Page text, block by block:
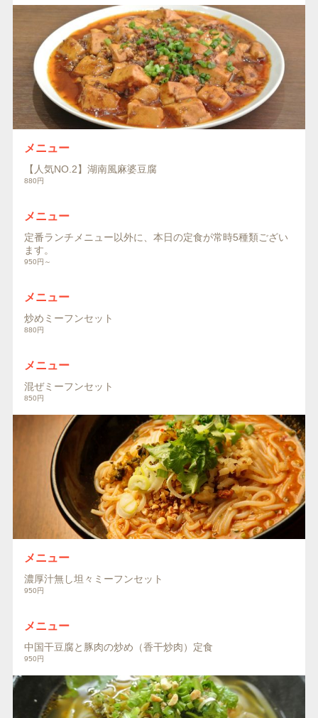
メニュー
【人気NO.2】湖南風麻婆豆腐
880円
メニュー
定番ランチメニュー以外に、本日の定食が常時5種類ござい
ます。
950円～
メニュー
炒めミーフンセット
880円
メニュー
混ぜミーフンセット
850円
メニュー
濃厚汁無し坦々ミーフンセット
950円
メニュー
中国干豆腐と豚肉の炒め（香干炒肉）定食
950円